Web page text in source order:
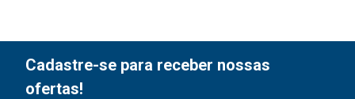
Cadastre-se para receber nossas
ofertas!